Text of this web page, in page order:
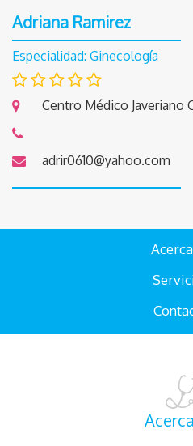
Adriana Ramirez
Especialidad: Ginecología
Centro Médico Javeriano
adrir0610@yahoo.com